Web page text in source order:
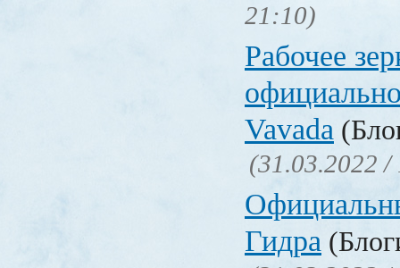
21:10)
Рабочее
Vavada
(31.03.2022 /
Гидра